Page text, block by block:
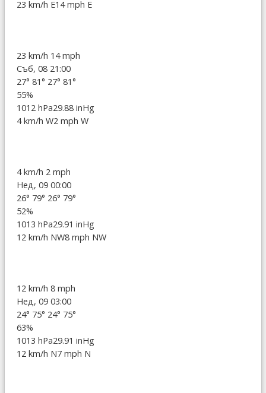
23 km/h E14 mph E
23 km/h 14 mph
Съб, 08 21:00
27° 81° 27° 81°
55%
1012 hPa29.88 inHg
4 km/h W2 mph W
4 km/h 2 mph
Нед, 09 00:00
26° 79° 26° 79°
52%
1013 hPa29.91 inHg
12 km/h NW8 mph NW
12 km/h 8 mph
Нед, 09 03:00
24° 75° 24° 75°
63%
1013 hPa29.91 inHg
12 km/h N7 mph N